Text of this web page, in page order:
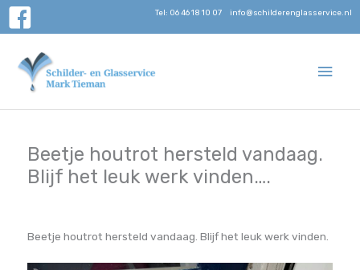
Ga
naar
inhoud
Tel: 06 46 18 10 07 info@schilderenglasservice.nl
Beetje houtrot hersteld vandaag.
Blijf het leuk werk vinden….
Beetje houtrot hersteld vandaag. Blijf het leuk werk vinden.